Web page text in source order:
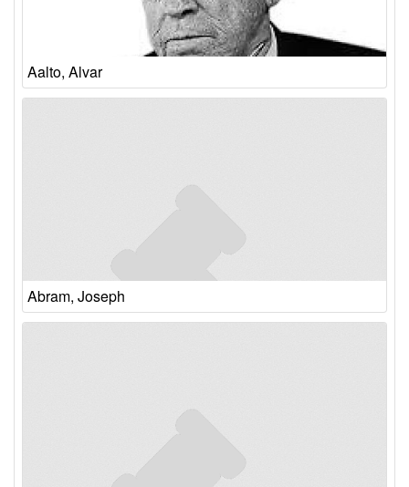
Aalto, Alvar
Abram, Joseph